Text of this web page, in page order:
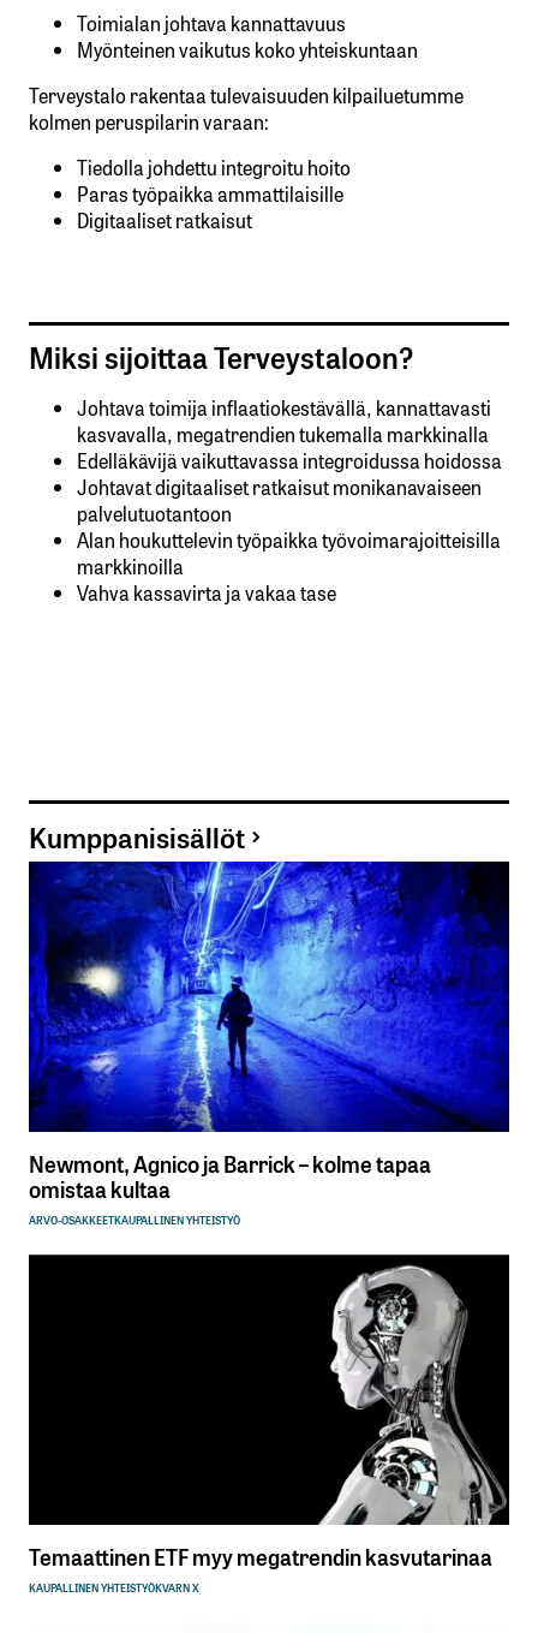
Toimialan johtava kannattavuus
Myönteinen vaikutus koko yhteiskuntaan
Terveystalo rakentaa tulevaisuuden kilpailuetumme
kolmen peruspilarin varaan:
Tiedolla johdettu integroitu hoito
Paras työpaikka ammattilaisille
Digitaaliset ratkaisut
Miksi sijoittaa Terveystaloon?
Johtava toimija inflaatiokestävällä, kannattavasti
kasvavalla, megatrendien tukemalla markkinalla
Edelläkävijä vaikuttavassa integroidussa hoidossa
Johtavat digitaaliset ratkaisut monikanavaiseen
palvelutuotantoon
Alan houkuttelevin työpaikka työvoimarajoitteisilla
markkinoilla
Vahva kassavirta ja vakaa tase
Kumppanisisällöt
Newmont, Agnico ja Barrick – kolme tapaa
omistaa kultaa
ARVO-OSAKKEETKAUPALLINEN YHTEISTYÖ
Temaattinen ETF myy megatrendin kasvutarinaa
KAUPALLINEN YHTEISTYÖKVARN X